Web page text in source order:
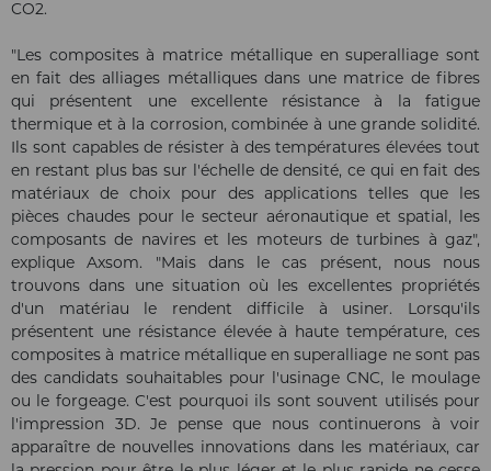
CO2.
"Les composites à matrice métallique en superalliage sont
en fait des alliages métalliques dans une matrice de fibres
qui présentent une excellente résistance à la fatigue
thermique et à la corrosion, combinée à une grande solidité.
Ils sont capables de résister à des températures élevées tout
en restant plus bas sur l'échelle de densité, ce qui en fait des
matériaux de choix pour des applications telles que les
pièces chaudes pour le secteur aéronautique et spatial, les
composants de navires et les moteurs de turbines à gaz",
explique Axsom. "Mais dans le cas présent, nous nous
trouvons dans une situation où les excellentes propriétés
d'un matériau le rendent difficile à usiner. Lorsqu'ils
présentent une résistance élevée à haute température, ces
composites à matrice métallique en superalliage ne sont pas
des candidats souhaitables pour l'usinage CNC, le moulage
ou le forgeage. C'est pourquoi ils sont souvent utilisés pour
l'impression 3D. Je pense que nous continuerons à voir
apparaître de nouvelles innovations dans les matériaux, car